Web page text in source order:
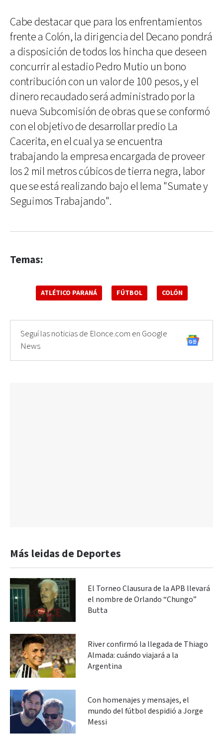
Cabe destacar que para los enfrentamientos
frente a Colón, la dirigencia del Decano pondrá
a disposición de todos los hincha que deseen
concurrir al estadio Pedro Mutio un bono
contribución con un valor de 100 pesos, y el
dinero recaudado será administrado por la
nueva Subcomisión de obras que se conformó
con el objetivo de desarrollar predio La
Cacerita, en el cual ya se encuentra
trabajando la empresa encargada de proveer
los 2 mil metros cúbicos de tierra negra, labor
que se está realizando bajo el lema "Sumate y
Seguimos Trabajando".
Temas:
ATLÉTICO PARANÁ FÚTBOL COLÓN
Seguí las noticias de Elonce.com en Google
News
Más leidas de Deportes
El Torneo Clausura de la APB llevará
el nombre de Orlando “Chungo”
Butta
River confirmó la llegada de Thiago
Almada: cuándo viajará a la
Argentina
Con homenajes y mensajes, el
mundo del fútbol despidió a Jorge
Messi